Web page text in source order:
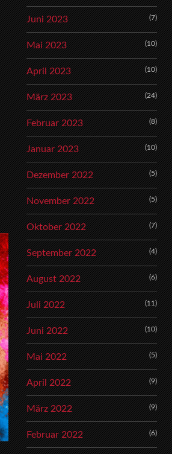
Juni 2023 (7)
Mai 2023 (10)
April 2023 (10)
März 2023 (24)
Februar 2023 (8)
Januar 2023 (10)
Dezember 2022 (5)
November 2022 (5)
Oktober 2022 (7)
September 2022 (4)
August 2022 (6)
Juli 2022 (11)
Juni 2022 (10)
Mai 2022 (5)
April 2022 (9)
März 2022 (9)
Februar 2022 (6)